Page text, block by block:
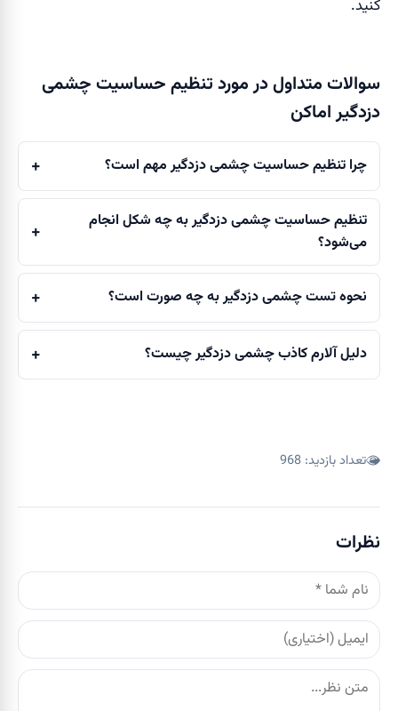
کنید.
سوالات متداول در مورد تنظیم حساسیت چشمی
دزدگیر اماکن
چرا تنظیم حساسیت چشمی دزدگیر مهم است؟ +
تنظیم حساسیت چشمی دزدگیر به چه شکل انجام
می‌شود؟
+
نحوه تست چشمی دزدگیر به چه صورت است؟ +
دلیل آلارم کاذب چشمی دزدگیر چیست؟ +
تعداد بازدید: 968
نظرات